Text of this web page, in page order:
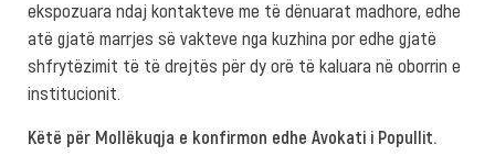
ekspozuara ndaj kontakteve me të dënuarat madhore, edhe
atë gjatë marrjes së vakteve nga kuzhina por edhe gjatë
shfrytëzimit të të drejtës për dy orë të kaluara në oborrin e
institucionit.
Këtë për Mollëkuqja e konfirmon edhe Avokati i Popullit.